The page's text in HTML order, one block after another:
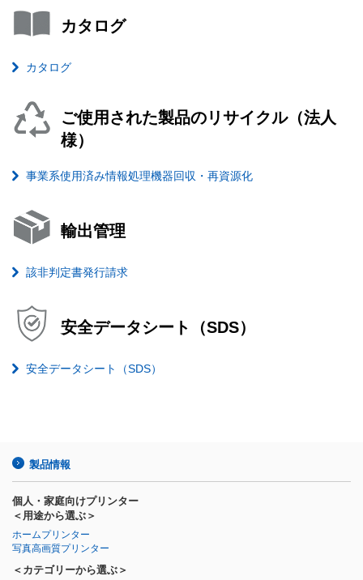
カタログ
カタログ
ご使用された製品のリサイクル（法人
様）
事業系使用済み情報処理機器回収・再資源化
輸出管理
該非判定書発行請求
安全データシート（SDS）
安全データシート（SDS）
製品情報
個人・家庭向けプリンター
＜用途から選ぶ＞
ホームプリンター
写真高画質プリンター
＜カテゴリーから選ぶ＞